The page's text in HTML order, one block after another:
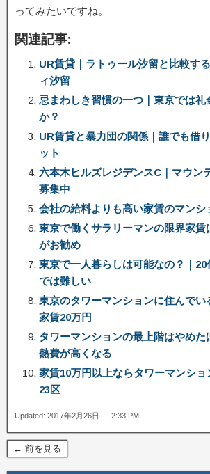
ってみたいですね。
関連記事:
UR賃貸｜ラトゥール汐留と比較す
ィ汐留
忌まわしき習慣の一つ｜東京では礼
か？
UR賃貸と暴力団の関係｜誰でも借
ット
六本木ヒルズレジデンスC｜マウン
募集中
会社の給料よりも高い家賃のマンシ
東京で働くサラリーマンの限界家賃
がお勧め
東京で一人暮らしは可能なの？｜20
では難しい
東京のタワーマンションに住んでい
家賃20万円
タワーマンションの最上階はやめた
熱費が高くなる
家賃10万円以上ならタワーマンシ
23区
Updated: 2017年2月26日 — 2:33 PM
← 前を見る